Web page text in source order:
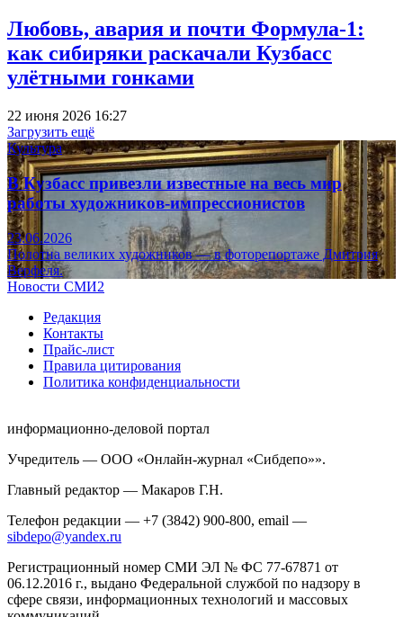
Любовь, авария и почти Формула-1:
как сибиряки раскачали Кузбасс
улётными гонками
22 июня 2026 16:27
Загрузить ещё
Культура
В Кузбасс привезли известные на весь мир
работы художников-импрессионистов
23.06.2026
Полотна великих художников — в фоторепортаже Дмитрия
Верфеля.
Новости СМИ2
Редакция
Контакты
Прайс-лист
Правила цитирования
Политика конфиденциальности
информационно-деловой портал
Учредитель — ООО «Онлайн-журнал «Сибдепо»».
Главный редактор — Макаров Г.Н.
Телефон редакции — +7 (3842) 900-800, email —
sibdepo@yandex.ru
Регистрационный номер СМИ ЭЛ № ФС 77-67871 от
06.12.2016 г., выдано Федеральной службой по надзору в
сфере связи, информационных технологий и массовых